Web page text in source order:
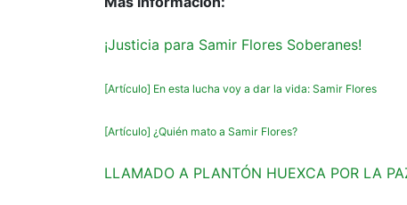
¡Justicia para Samir Flores Soberanes!
[Artículo] En esta lucha voy a dar la vida: Samir Flores
[Artículo] ¿Quién mato a Samir Flores?
LLAMADO A PLANTÓN HUEXCA POR LA